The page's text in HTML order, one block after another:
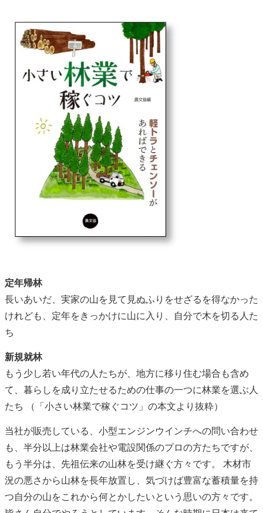
定年帰林
長いあいだ、実家の山を見て見ぬふりをせざるを得なかった
けれども、定年をきっかけに山に入り、自分で木を切る人た
ち
新規就林
もう少し若い年代の人たちが、地方に移り住む場合も含め
て、暮らしを成り立たせるための仕事の一つに林業を選ぶ人
たち （「小さい林業で稼ぐコツ」の本文より抜粋）
当社が販売している、小型エンジンウインチへの問い合わせ
も、半分以上は林業会社や電設関係のプロの方たちですが、
もう半分は、先祖伝来の山林を受け継ぐ方々です。 木材市
況の悪さから山林を長年放置し、気づけば豊富な蓄積量を持
つ自分の山をこれから何とかしたいという思いの方々です。